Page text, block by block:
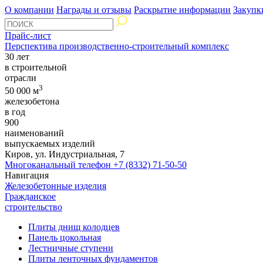
О компании Награды и отзывы Раскрытие информации
Прайс-лист
Перспектива производственно-строительный комплекс
30 лет
в строительной
отрасли
50 000 м3
железобетона
в год
900
наименований
выпускаемых изделий
Киров, ул. Индустриальная, 7
Многоканальный телефон +7 (8332) 71-50-50
Навигация
Железобетонные изделия
Гражданское
строительство
Плиты днищ колодцев
Панель цокольная
Лестничные ступени
Плиты ленточных фундаментов